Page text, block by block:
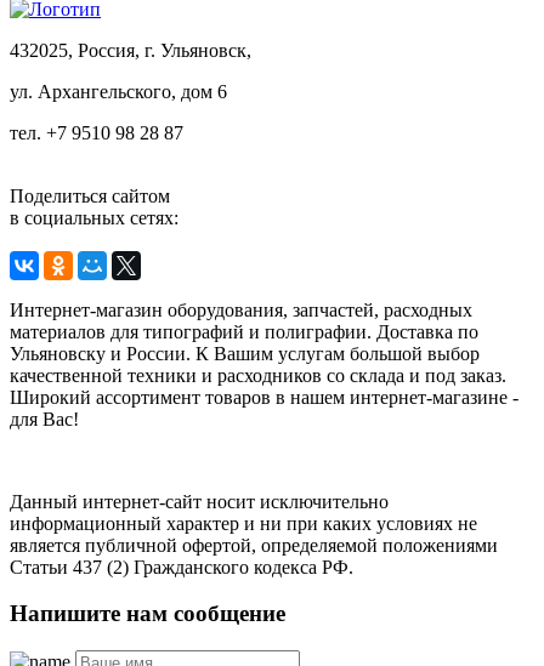
432025, Россия, г. Ульяновск,
ул. Архангельского, дом 6
тел. +7 9510 98 28 87
Поделиться сайтом
в социальных сетях:
Интернет-магазин оборудования, запчастей, расходных
материалов для типографий и полиграфии. Доставка по
Ульяновску и России. К Вашим услугам большой выбор
качественной техники и расходников со склада и под заказ.
Широкий ассортимент товаров в нашем интернет-магазине -
для Вас!
Данный интернет-сайт носит исключительно
информационный характер и ни при каких условиях не
является публичной офертой, определяемой положениями
Статьи 437 (2) Гражданского кодекса РФ.
Напишите нам сообщение